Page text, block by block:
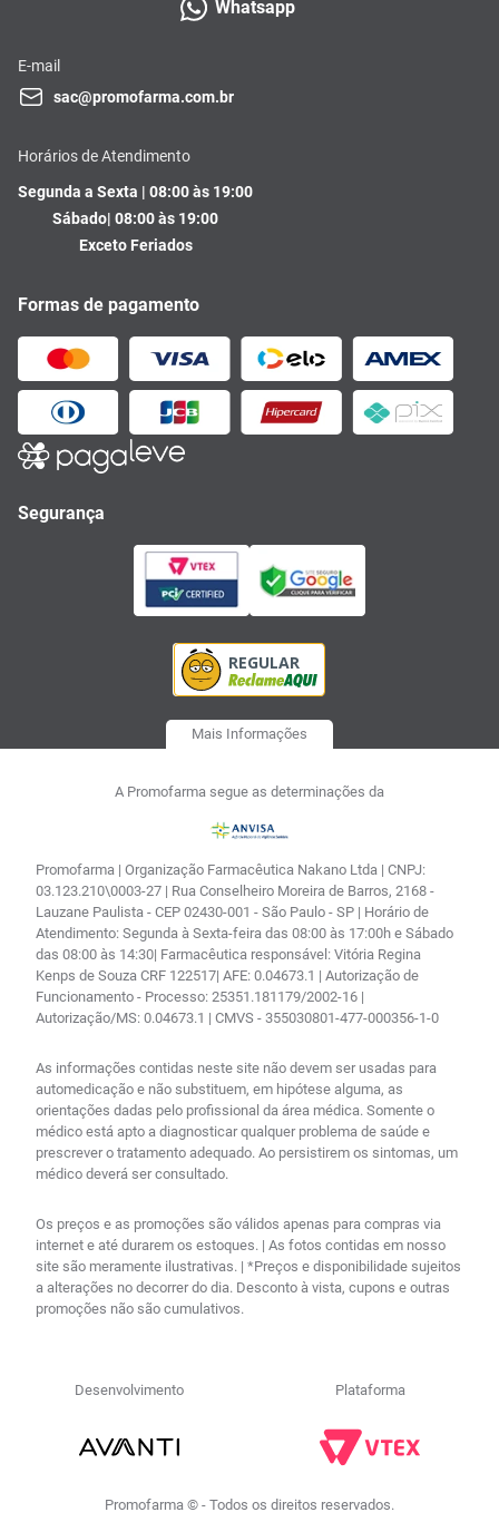
Whatsapp
E-mail
sac@promofarma.com.br
Horários de Atendimento
Segunda a Sexta | 08:00 às 19:00
Sábado| 08:00 às 19:00
Exceto Feriados
Formas de pagamento
Segurança
Mais Informações
A Promofarma segue as determinações da
Promofarma | Organização Farmacêutica Nakano Ltda | CNPJ:
03.123.210\0003-27 | Rua Conselheiro Moreira de Barros, 2168 -
Lauzane Paulista - CEP 02430-001 - São Paulo - SP | Horário de
Atendimento: Segunda à Sexta-feira das 08:00 às 17:00h e Sábado
das 08:00 às 14:30| Farmacêutica responsável: Vitória Regina
Kenps de Souza CRF 122517| AFE: 0.04673.1 | Autorização de
Funcionamento - Processo: 25351.181179/2002-16 |
Autorização/MS: 0.04673.1 | CMVS - 355030801-477-000356-1-0
As informações contidas neste site não devem ser usadas para
automedicação e não substituem, em hipótese alguma, as
orientações dadas pelo profissional da área médica. Somente o
médico está apto a diagnosticar qualquer problema de saúde e
prescrever o tratamento adequado. Ao persistirem os sintomas, um
médico deverá ser consultado.
Os preços e as promoções são válidos apenas para compras via
internet e até durarem os estoques. | As fotos contidas em nosso
site são meramente ilustrativas. | *Preços e disponibilidade sujeitos
a alterações no decorrer do dia. Desconto à vista, cupons e outras
promoções não são cumulativos.
Desenvolvimento Plataforma
Promofarma © - Todos os direitos reservados.